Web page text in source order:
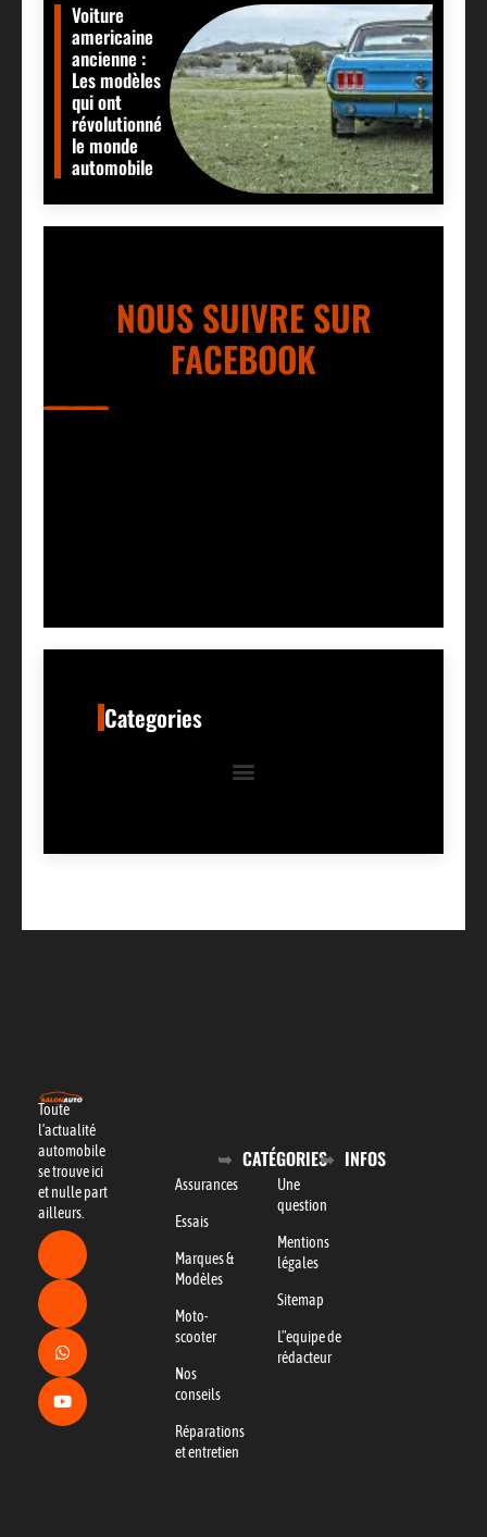
Voiture
americaine
ancienne :
Les modèles
qui ont
révolutionné
le monde
automobile
NOUS SUIVRE SUR
FACEBOOK
Categories
Toute
l’actualité
automobile
se trouve ici
et nulle part
ailleurs.
CATÉGORIES
Assurances
Essais
Marques &
Modèles
Moto-
scooter
Nos
conseils
Réparations
et entretien
INFOS
Une
question
Mentions
légales
Sitemap
L"equipe de
rédacteur